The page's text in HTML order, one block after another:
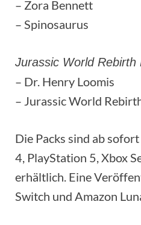
– Zora Bennett
– Spinosaurus
Jurassic World Rebirth
– Dr. Henry Loomis
– Jurassic World
Die Packs sind ab
4, PlayStation 5, Xbox
erhältlich. Eine
Switch und Amazon